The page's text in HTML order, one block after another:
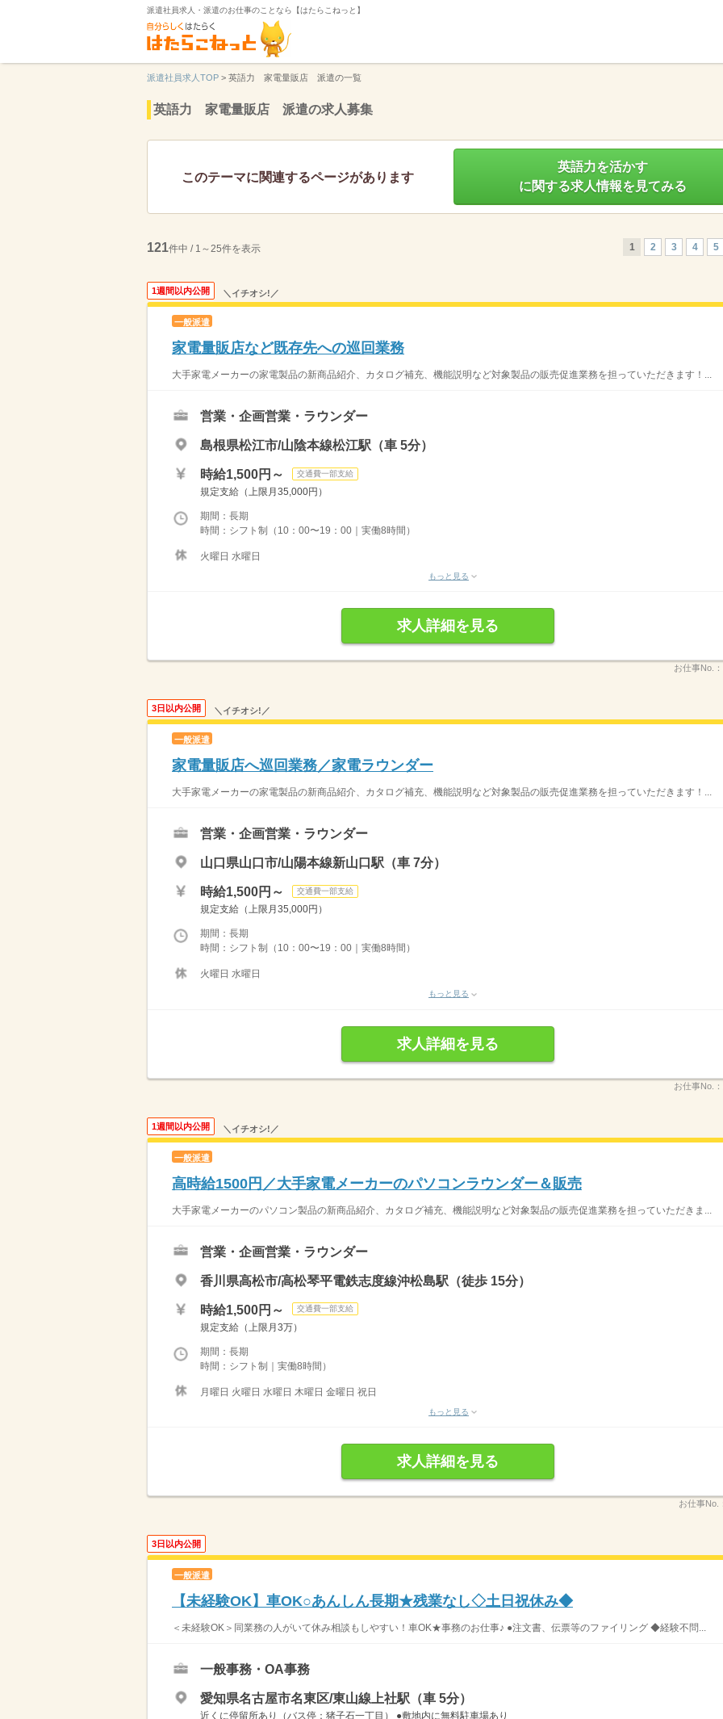
派遣社員求人・派遣のお仕事のことなら【はたらこねっと】
派遣社員求人TOP > 英語力 家電量販店 派遣の一覧
英語力 家電量販店 派遣の求人募集
このテーマに関連するページがあります
英語力を活かす
に関する求人情報を見てみる
121件中 / 1～25件を表示 1 2 3 4 5
1週間以内公開 ＼イチオシ!／
一般派遣
家電量販店など既存先への巡回業務
大手家電メーカーの家電製品の新商品紹介、カタログ補充、機能説明など対象製品の販売促進業務を担っていただきます！...
営業・企画営業・ラウンダー
島根県松江市/山陰本線松江駅（車 5分）
時給1,500円～ 交通費一部支給
規定支給（上限月35,000円）
期間：長期
時間：シフト制（10：00〜19：00｜実働8時間）
火曜日 水曜日
もっと見る
求人詳細を見る
お仕事No.：
3日以内公開 ＼イチオシ!／
一般派遣
家電量販店へ巡回業務／家電ラウンダー
大手家電メーカーの家電製品の新商品紹介、カタログ補充、機能説明など対象製品の販売促進業務を担っていただきます！...
営業・企画営業・ラウンダー
山口県山口市/山陽本線新山口駅（車 7分）
時給1,500円～ 交通費一部支給
規定支給（上限月35,000円）
期間：長期
時間：シフト制（10：00〜19：00｜実働8時間）
火曜日 水曜日
もっと見る
求人詳細を見る
お仕事No.：
1週間以内公開 ＼イチオシ!／
一般派遣
高時給1500円／大手家電メーカーのパソコンラウンダー＆販売
大手家電メーカーのパソコン製品の新商品紹介、カタログ補充、機能説明など対象製品の販売促進業務を担っていただきま...
営業・企画営業・ラウンダー
香川県高松市/高松琴平電鉄志度線沖松島駅（徒歩 15分）
時給1,500円～ 交通費一部支給
規定支給（上限月3万）
期間：長期
時間：シフト制｜実働8時間）
月曜日 火曜日 水曜日 木曜日 金曜日 祝日
もっと見る
求人詳細を見る
お仕事No.：
3日以内公開
一般派遣
【未経験OK】車OK○あんしん長期★残業なし◇土日祝休み◆
＜未経験OK＞同業務の人がいて休み相談もしやすい！車OK★事務のお仕事♪ ●注文書、伝票等のファイリング ◆経験不問...
一般事務・OA事務
愛知県名古屋市名東区/東山線上社駅（車 5分）
近くに停留所あり（バス停：猪子石一丁目） ●敷地内に無料駐車場あり